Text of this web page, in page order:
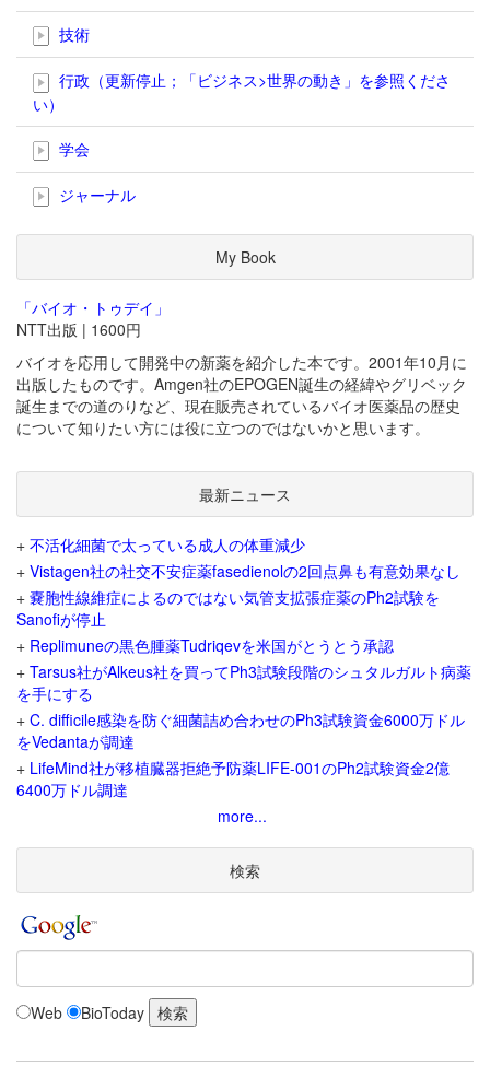
技術
行政（更新停止；「ビジネス>世界の動き」を参照くださ
い）
学会
ジャーナル
My Book
「バイオ・トゥデイ」
NTT出版 | 1600円
バイオを応用して開発中の新薬を紹介した本です。2001年10月に
出版したものです。Amgen社のEPOGEN誕生の経緯やグリベック
誕生までの道のりなど、現在販売されているバイオ医薬品の歴史
について知りたい方には役に立つのではないかと思います。
最新ニュース
+ 不活化細菌で太っている成人の体重減少
+ Vistagen社の社交不安症薬fasedienolの2回点鼻も有意効果なし
+ 嚢胞性線維症によるのではない気管支拡張症薬のPh2試験を
Sanofiが停止
+ Replimuneの黒色腫薬Tudriqevを米国がとうとう承認
+ Tarsus社がAlkeus社を買ってPh3試験段階のシュタルガルト病薬
を手にする
+ C. difficile感染を防ぐ細菌詰め合わせのPh3試験資金6000万ドル
をVedantaが調達
+ LifeMind社が移植臓器拒絶予防薬LIFE-001のPh2試験資金2億
6400万ドル調達
more...
検索
Web BioToday